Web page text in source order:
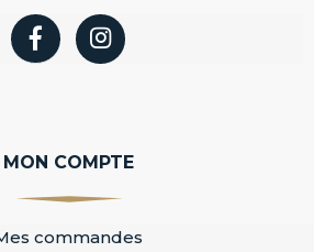
MON COMPTE
commandes